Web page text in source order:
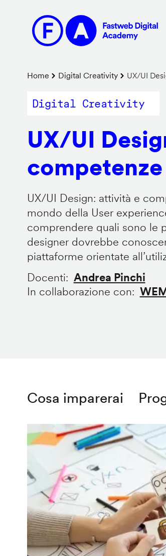
contenuto
principale
Briciole
di
Home Digital Creativity UX/UI
Digital Creativity
UX/UI
competenze
UX/UI Design: attività e
mondo della User
comprendere quali sono le
designer dovrebbe
piattaforme orientate
Docenti
Andrea Pinchi
In collaborazione con
Cosa imparerai